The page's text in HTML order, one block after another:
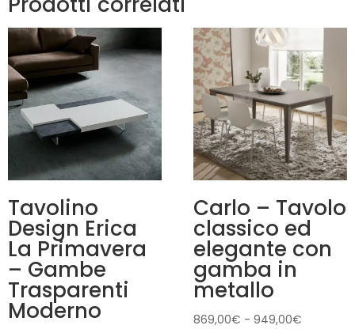
Tavolino
Design Erica
La Primavera
– Gambe
Trasparenti
Moderno
Carlo – Tavolo
classico ed
elegante con
gamba in
metallo
869,00€ - 949,00€